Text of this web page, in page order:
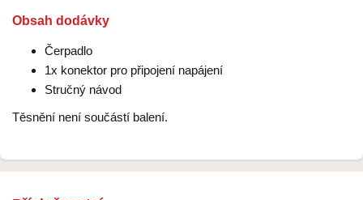
Obsah dodávky
Čerpadlo
1x konektor pro připojení napájení
Stručný návod
Těsnění není součástí balení.